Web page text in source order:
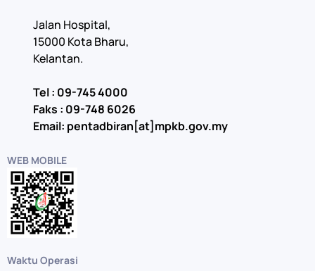
Jalan Hospital,
15000 Kota Bharu,
Kelantan.
Tel : 09-745 4000
Faks : 09-748 6026
Email: pentadbiran[at]mpkb.gov.my
WEB MOBILE
Waktu Operasi